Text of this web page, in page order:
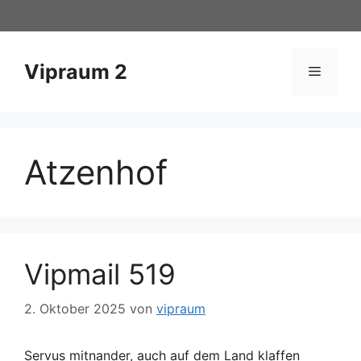
Inhalt
Vipraum 2 Menü
Atzenhof
Vipmail 519
2. Oktober 2025 von vipraum
Servus mitnander, auch auf dem Land klaffen